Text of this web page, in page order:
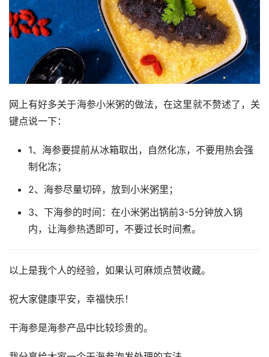
网上有好多关于海参小米粥的做法，在这里就不赘述了，关
键点说一下：
1、海参要提前从冰箱取出，自然化冻，不要用热会强
制化冻；
2、海参尽量切碎，放到小米粥里；
3、下海参的时间：在小米粥出锅前3-5分钟放入锅
内，让海参热透即可，不要过长时间煮。
以上是我个人的经验，如果认可麻烦点赞收藏。
祝大家健康平安，幸福快乐！
干海参是海参产品中比较珍贵的。